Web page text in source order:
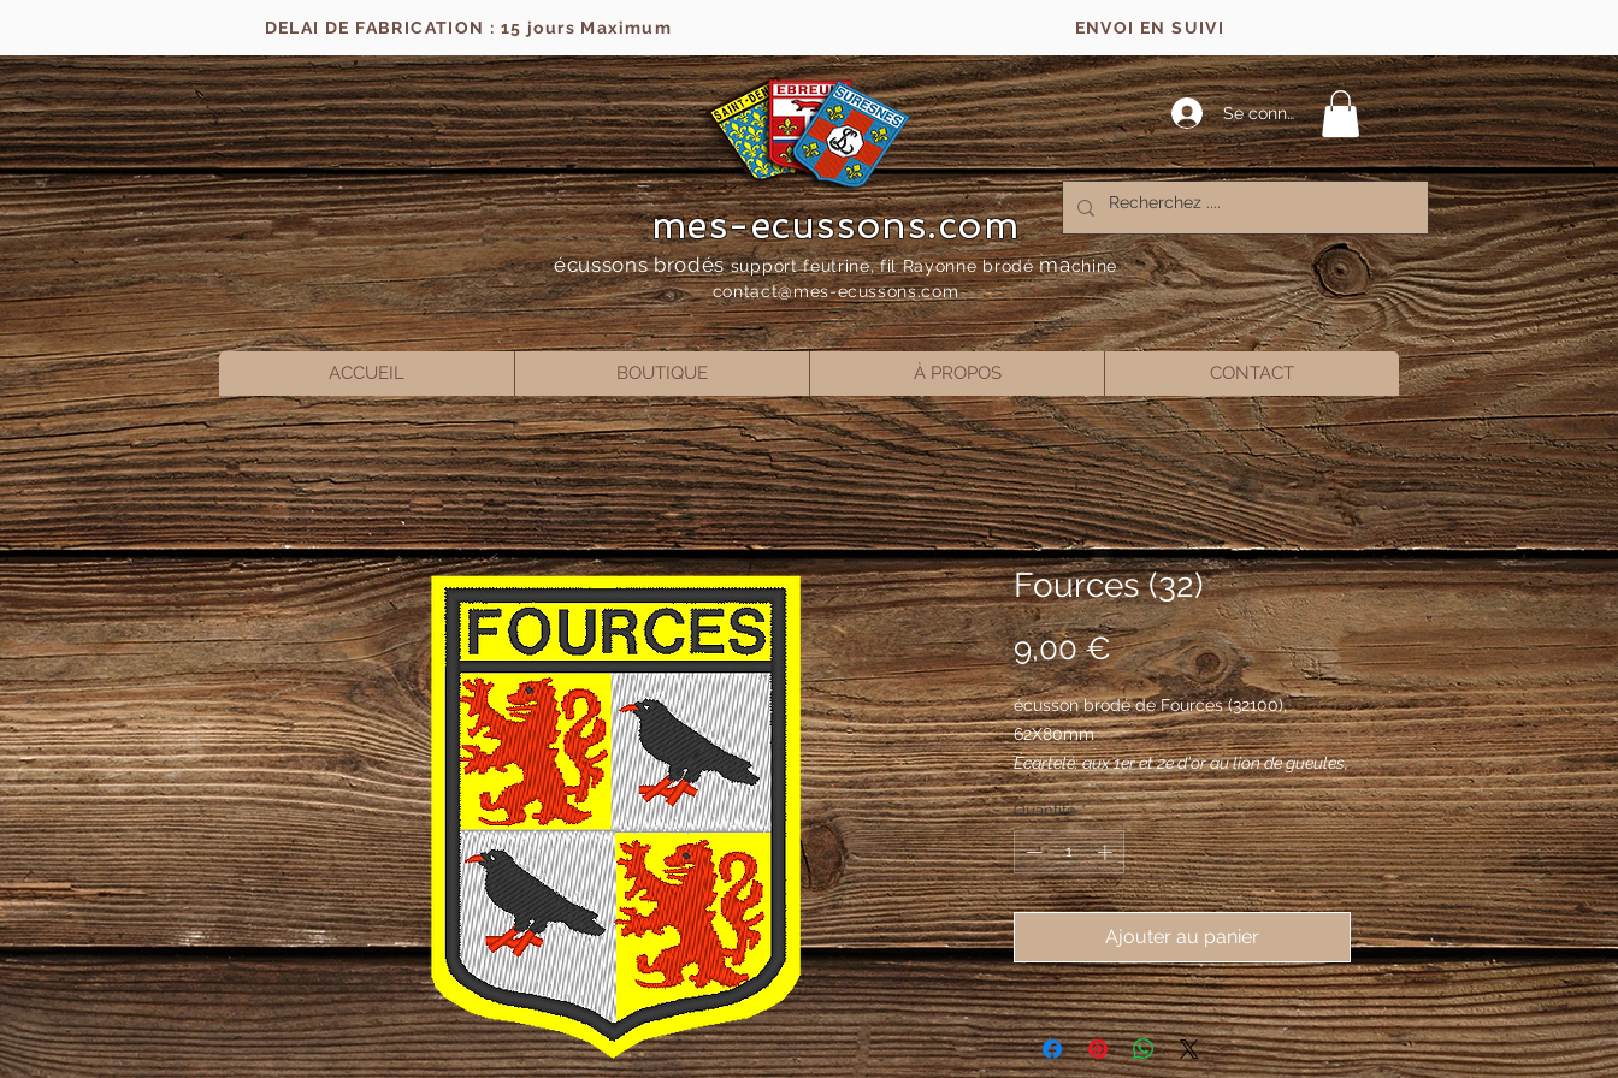
DELAI DE FABRICATION : 15 jours Maximum ENVOI EN SUIVI
Se connecter
mes-ecussons.com
écussons brodés support feutrine, fil Rayonne brodémachine
contact@mes-ecussons.com
ACCUEIL BOUTIQUE À PROPOS CONTACT
Fources (32)
9,00 €Prix
écusson brodé de Fources (32100),
62X80mm
Écartelé: aux 1er et 2e d'or au lion de gueules,
aux 2e et 3e d'argent au corbeau de sable,
becqué et membré de gueules.
Quantité *
Ajouter au panier